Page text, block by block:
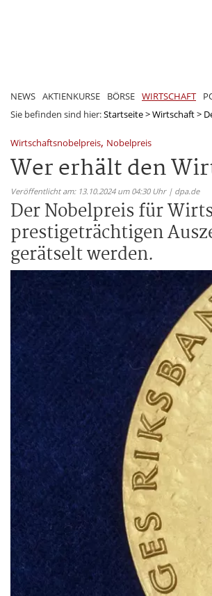
NEWS AKTIENKURSE BÖRSE WIRTSCHAFT
Sie befinden sind hier:Startseite>Wirtschaft>
Wirtschaftsnobelpreis, Nobelpreis
Wer erhält den
Veröffentlicht am: 13.10.2024 um 04:30 Uhr | dpa.de
Der Nobelpreis für
prestigeträchtigen
gerätselt werden.